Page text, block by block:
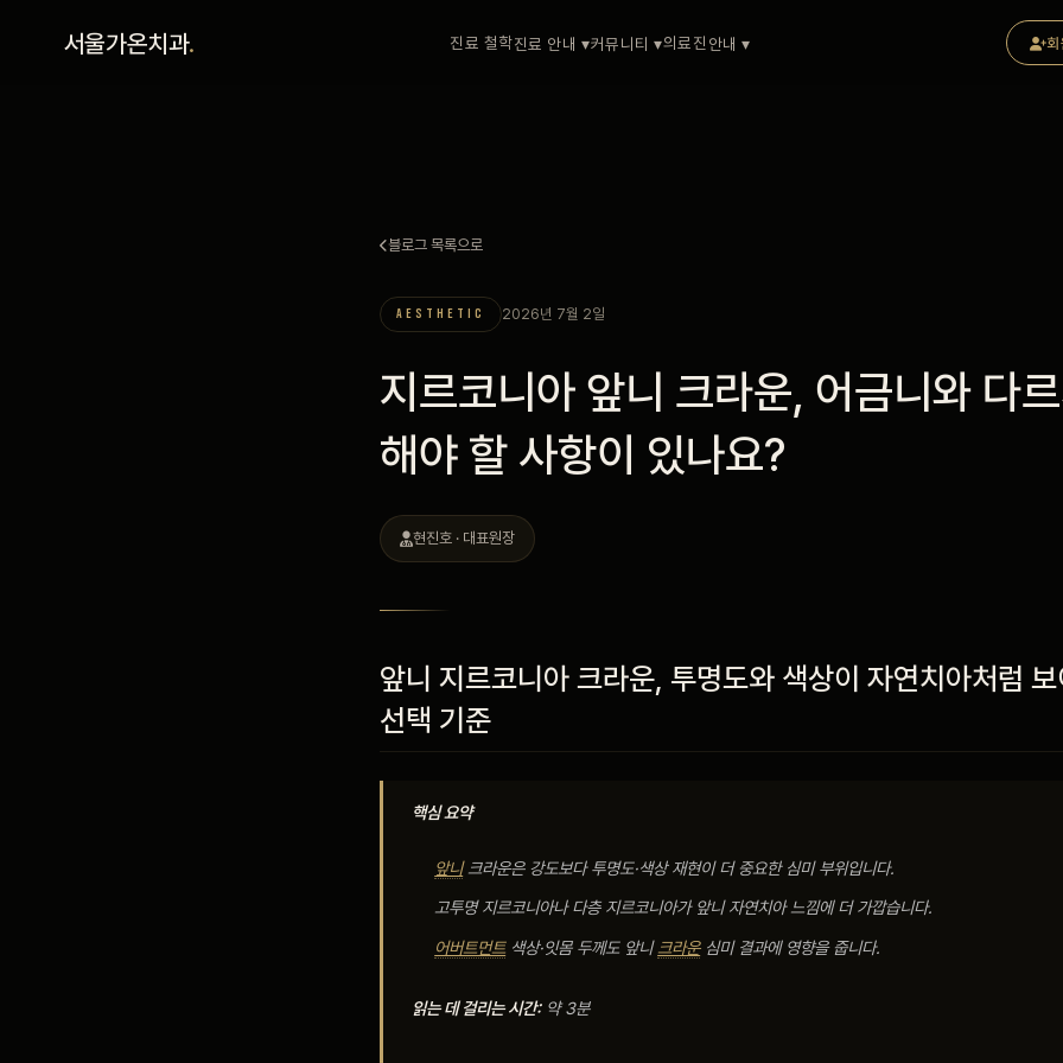
서울가온치과. 진료 철학진료 안내 ▾커뮤니티 ▾의료진 안내 ▾ 회
회원가입 / 로그인
블로그 목록으로
AESTHETIC 2026년 7월 2일
지르코니아 앞니 크라운, 어금니와 다
해야 할 사항이 있나요?
현진호 · 대표원장
앞니 지르코니아 크라운, 투명도와 색상이 자연치아처럼 보
선택 기준
핵심 요약
앞니크라운은 강도보다 투명도·색상 재현이 더 중요한 심미 부위입니다.
고투명 지르코니아나 다층 지르코니아가 앞니 자연치아 느낌에 더 가깝습니다.
어버트먼트색상·잇몸 두께도 앞니크라운심미 결과에 영향을 줍니다.
읽는 데 걸리는 시간:약 3분